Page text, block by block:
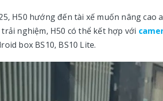
H50 hướng đến tài xế muốn nâng
nghiệm, H50 có thể kết hợp với
box BS10, BS10 Lite.